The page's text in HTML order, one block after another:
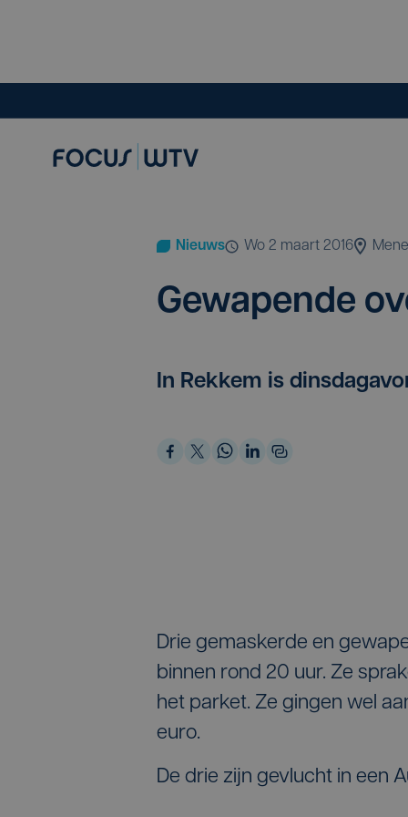
Nieuws wo 2 maart 2016
Gewa­pen­de
In Rekkem is
Drie gemaskerde en
binnen rond 20 uur. Ze
het parket. Ze gingen wel
euro.
De drie zijn gevlucht in een